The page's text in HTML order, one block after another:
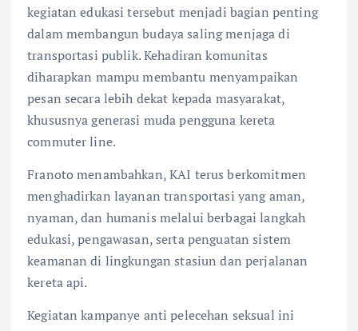
kegiatan edukasi tersebut menjadi bagian penting
dalam membangun budaya saling menjaga di
transportasi publik. Kehadiran komunitas
diharapkan mampu membantu menyampaikan
pesan secara lebih dekat kepada masyarakat,
khususnya generasi muda pengguna kereta
commuter line.
Franoto menambahkan, KAI terus berkomitmen
menghadirkan layanan transportasi yang aman,
nyaman, dan humanis melalui berbagai langkah
edukasi, pengawasan, serta penguatan sistem
keamanan di lingkungan stasiun dan perjalanan
kereta api.
Kegiatan kampanye anti pelecehan seksual ini